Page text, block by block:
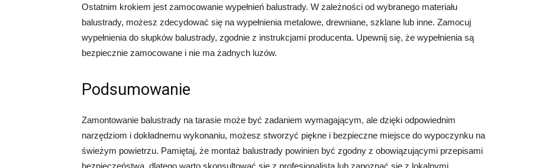
Ostatnim krokiem jest zamocowanie wypełnień balustrady. W zależności od wybranego materiału
balustrady, możesz zdecydować się na wypełnienia metalowe, drewniane, szklane lub inne. Zamocuj
wypełnienia do słupków balustrady, zgodnie z instrukcjami producenta. Upewnij się, że wypełnienia są
bezpiecznie zamocowane i nie ma żadnych luzów.
Podsumowanie
Zamontowanie balustrady na tarasie może być zadaniem wymagającym, ale dzięki odpowiednim
narzędziom i dokładnemu wykonaniu, możesz stworzyć piękne i bezpieczne miejsce do wypoczynku na
świeżym powietrzu. Pamiętaj, że montaż balustrady powinien być zgodny z obowiązującymi przepisami
bezpieczeństwa, dlatego warto skonsultować się z profesjonalistą lub zapoznać się z lokalnymi